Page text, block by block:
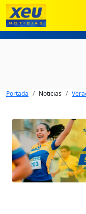
Portada Noticias